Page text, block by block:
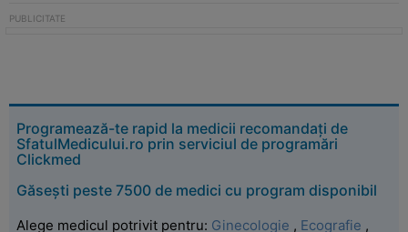
Programează-te rapid la medicii recomandați de
SfatulMedicului.ro prin serviciul de programări
Clickmed
Găsești peste 7500 de medici cu program disponibil
Alege medicul potrivit pentru: Ginecologie , Ecografie ,